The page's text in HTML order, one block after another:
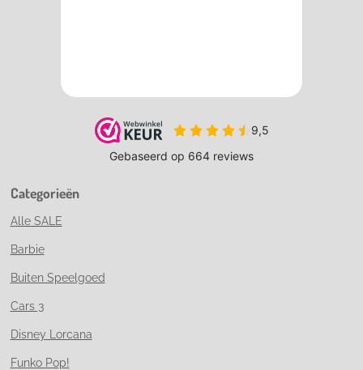
Categorieën
Alle SALE
Barbie
Buiten Speelgoed
Cars 3
Disney Lorcana
Funko Pop!